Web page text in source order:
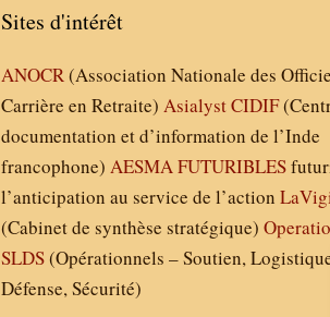
Sites d'intérêt
ANOCR(Association Nationale des
Carrière en Retraite)AsialystCIDIF
documentation et d’information de l’Inde
francophone)AESMAFUTURIBLES
l’anticipation au service de l’action
(Cabinet de synthèse stratégique)
SLDS(Opérationnels – Soutien,
Défense, Sécurité)